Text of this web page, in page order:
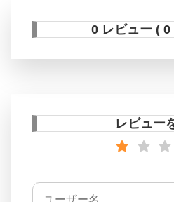
0 レビュー (
レビュー